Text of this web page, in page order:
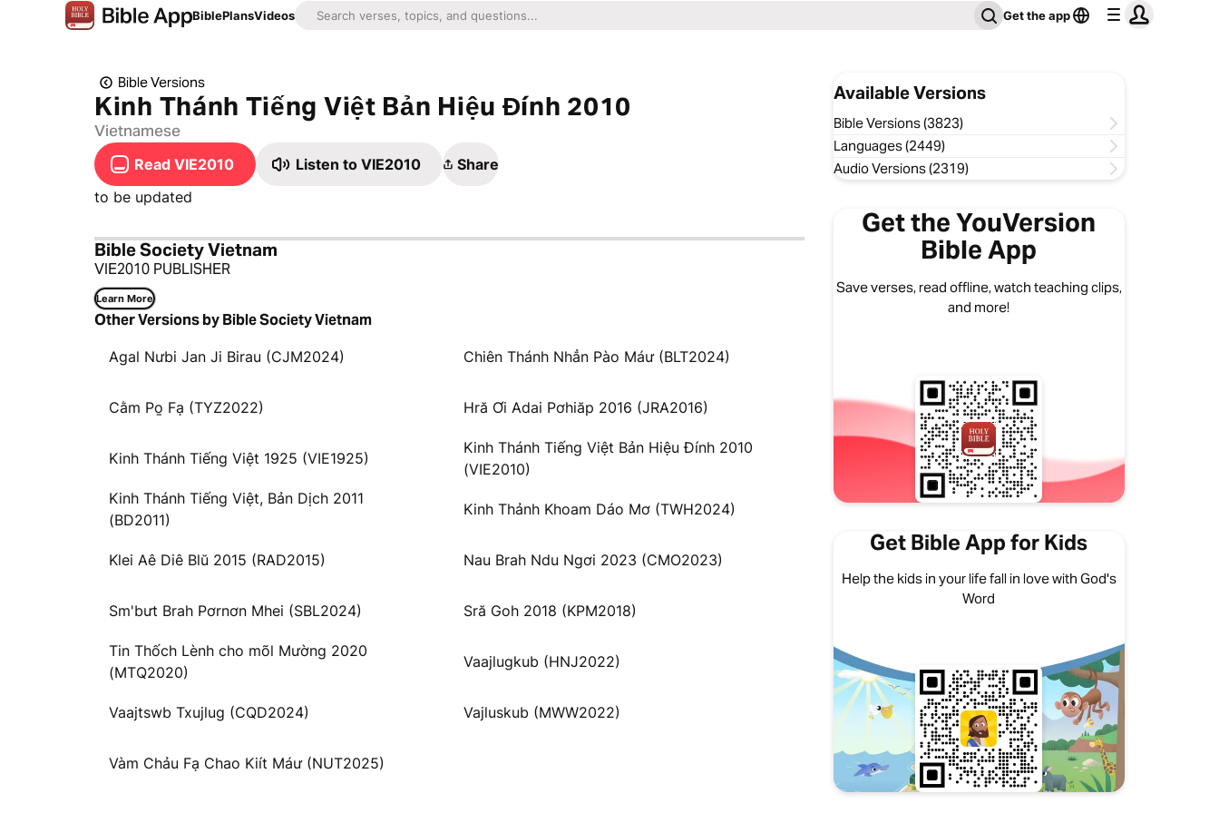
BiblePlansVideos Get the app
Bible Versions
Kinh Thánh Tiếng Việt Bản Hiệu Đính 2010
Vietnamese
Read VIE2010 Listen to VIE2010
Share
to be updated
Bible Society Vietnam
VIE2010 PUBLISHER
Learn More
Other Versions by Bible Society Vietnam
Agal Nưbi Jan Ji Birau (CJM2024) Chiên Thánh Nhẳn Pào Máư (BLT2024)
Cằm Po̱ Fạ (TYZ2022) Hră Ơi Adai Pơhiăp 2016 (JRA2016)
Kinh Thánh Tiếng Việt 1925 (VIE1925)
Kinh Thánh Tiếng Việt Bản Hiệu Đính 2010
(VIE2010)
Kinh Thánh Tiếng Việt, Bản Dịch 2011
(BD2011)
Kinh Thảnh Khoam Dáo Mơ (TWH2024)
Klei Aê Diê Blŭ 2015 (RAD2015) Nau Brah Ndu Ngơi 2023 (CMO2023)
Sm'bưt Brah Pơrnơn Mhei (SBL2024) Sră Goh 2018 (KPM2018)
Tin Thốch Lènh cho mõl Mường 2020
(MTQ2020)
Vaajlugkub (HNJ2022)
Vaajtswb Txujlug (CQD2024) Vajluskub (MWW2022)
Vàm Chảu Fạ Chao Kiít Máư (NUT2025)
Available Versions
Bible Versions (3823)
Languages (2449)
Audio Versions (2319)
Get the YouVersion
Bible App
Save verses, read offline, watch teaching clips,
and more!
Get Bible App for Kids
Help the kids in your life fall in love with God's
Word